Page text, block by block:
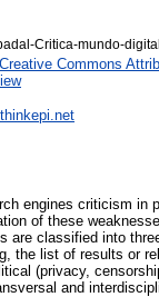
Critica-mundo-
Creative Commons
engines criticism in
of these
are classified into
the list of results or
(privacy,
and